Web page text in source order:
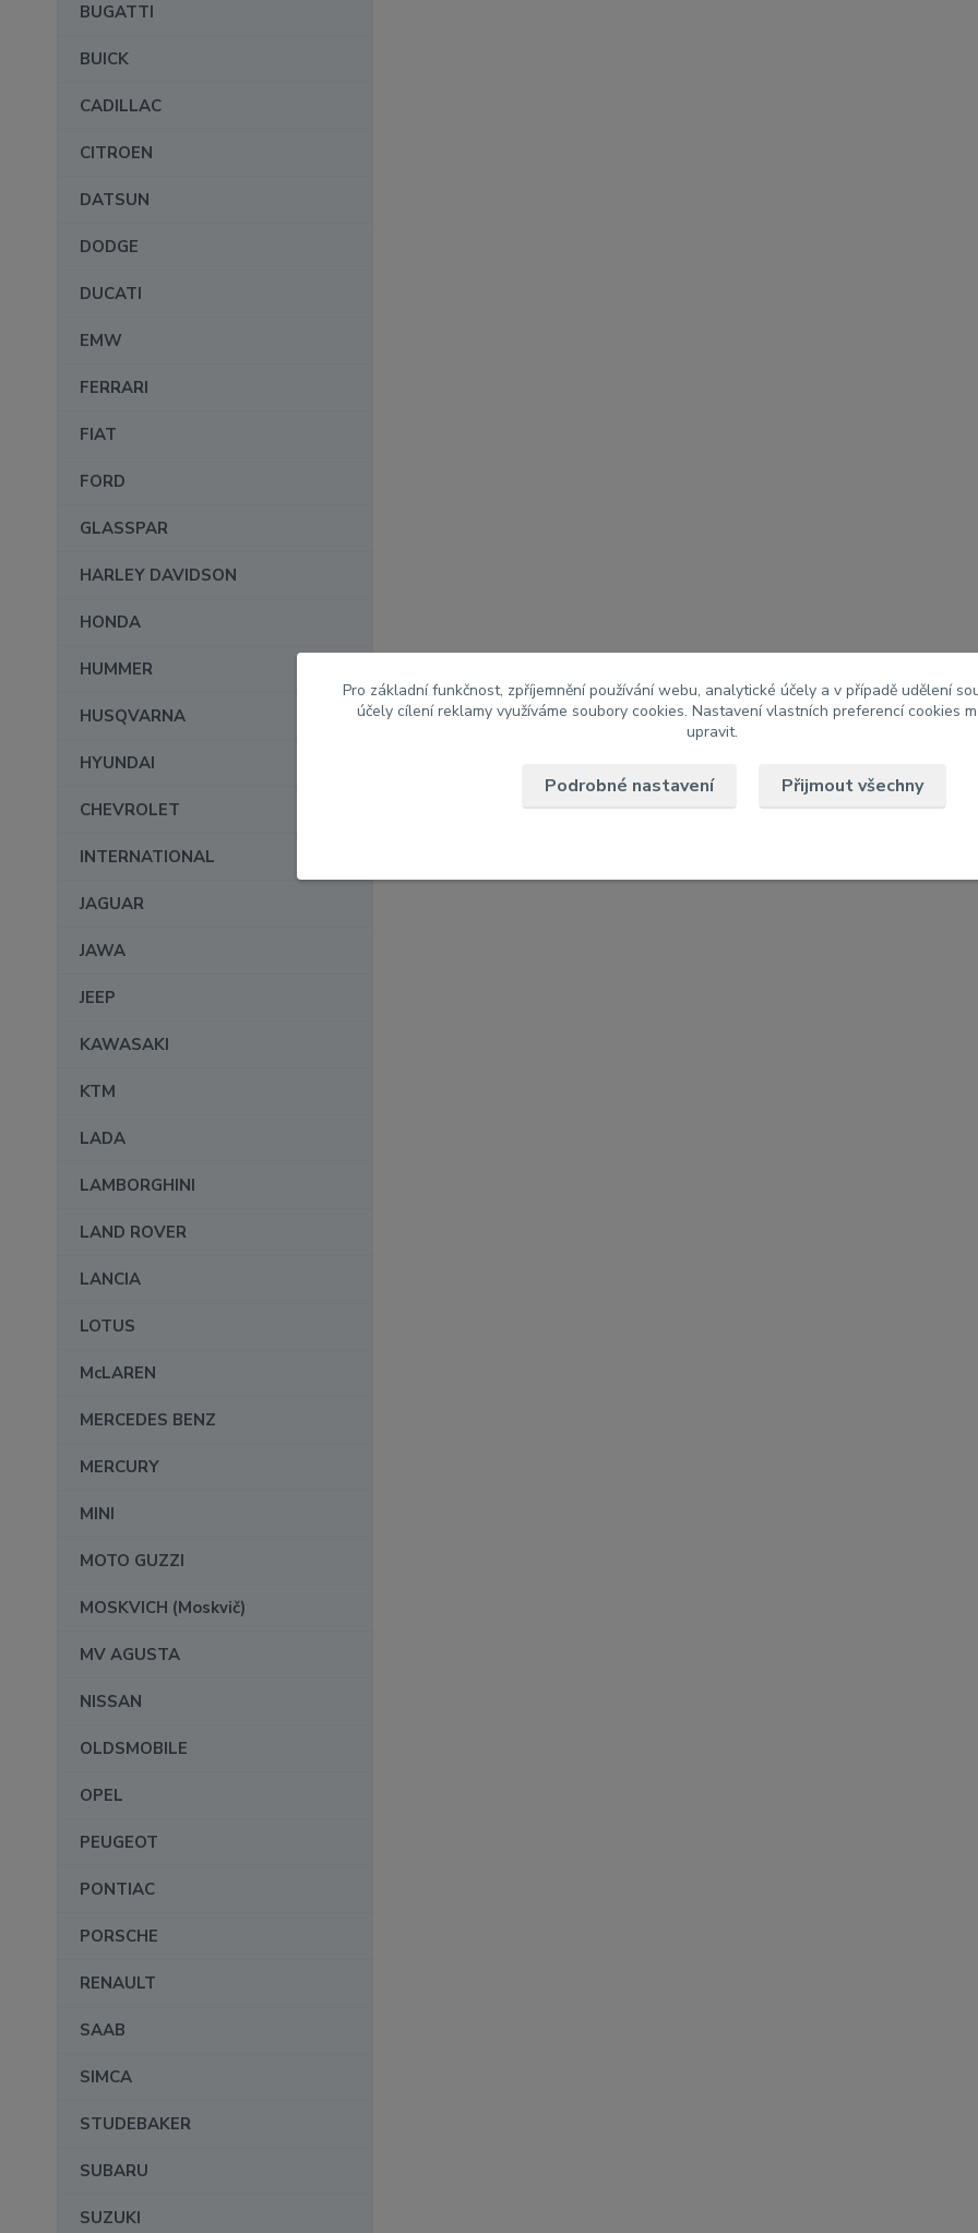
BUGATTI
BUICK
CADILLAC
CITROEN
DATSUN
DODGE
DUCATI
EMW
FERRARI
FIAT
FORD
GLASSPAR
HARLEY DAVIDSON
HONDA
HUMMER
HUSQVARNA
HYUNDAI
CHEVROLET
INTERNATIONAL
JAGUAR
JAWA
JEEP
KAWASAKI
KTM
LADA
LAMBORGHINI
LAND ROVER
LANCIA
LOTUS
McLAREN
MERCEDES BENZ
MERCURY
MINI
MOTO GUZZI
MOSKVICH (Moskvič)
MV AGUSTA
NISSAN
OLDSMOBILE
OPEL
PEUGEOT
PONTIAC
PORSCHE
RENAULT
SAAB
SIMCA
STUDEBAKER
SUBARU
SUZUKI
Pro základní funkčnost, zpříjemnění používání webu, analytické účely a v případě udělení
účely cílení reklamy využíváme soubory cookies. Nastavení vlastních preferencí cookies
upravit.
Podrobné nastavení Přijmout všechny